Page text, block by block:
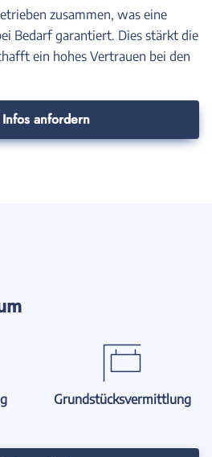
zusammen, was eine
Bedarf garantiert. Dies stärkt die
ein hohes Vertrauen bei den
Infos anfordern
Grundstücksvermittlung